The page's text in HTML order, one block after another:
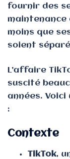
fournir des
maintenance
moins que
soient
L’affaire
suscité
années.
:
Contexte
TikTok,